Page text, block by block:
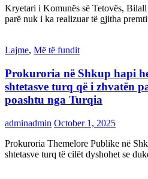
Kryetari i Komunës së Tetovës,
parë nuk i ka realizuar të gjitha
Lajme, Më të fundit
Prokuroria në Shkup hapi
shtetasve turq që i zhvatën
poashtu nga Turqia
adminadmin October 1, 2025
Prokuroria Themelore Publike në
shtetasve turq të cilët dyshohet se